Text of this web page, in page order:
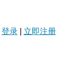
登录 立即注册